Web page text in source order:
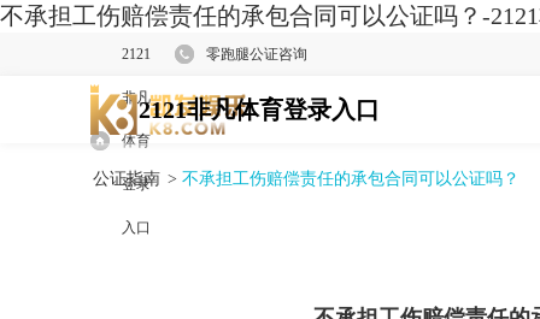
不承担工伤赔偿责任的承包合同可以公证吗？-
2121
非凡
体育
登录
入口
零跑腿公证咨询
2121非凡体育登录入口
公证指南 > 不承担工伤赔偿责任的承包合同可以公证吗？